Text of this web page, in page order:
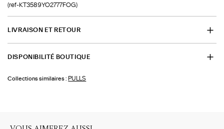
(ref-KT3589YO2777FOG)
LIVRAISON ET RETOUR
DISPONIBILITÉ BOUTIQUE
Collections similaires : PULLS